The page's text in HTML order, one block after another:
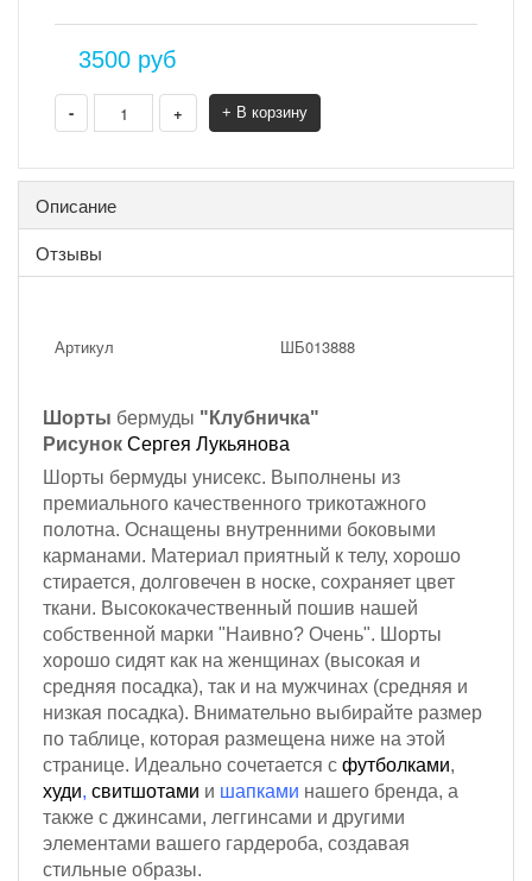
3500 руб
- + + В корзину
Описание
Отзывы
Артикул ШБ013888
Шорты бермуды "Клубничка"
Рисунок Сергея Лукьянова
Шорты бермуды унисекс. Выполнены из
премиального качественного трикотажного
полотна. Оснащены внутренними боковыми
карманами. Материал приятный к телу, хорошо
стирается, долговечен в носке, сохраняет цвет
ткани. Высококачественный пошив нашей
собственной марки "Наивно? Очень". Шорты
хорошо сидят как на женщинах (высокая и
средняя посадка), так и на мужчинах (средняя и
низкая посадка). Внимательно выбирайте размер
по таблице, которая размещена ниже на этой
странице. Идеально сочетается с футболками,
худи, свитшотами и шапками нашего бренда, а
также с джинсами, леггинсами и другими
элементами вашего гардероба, создавая
стильные образы.